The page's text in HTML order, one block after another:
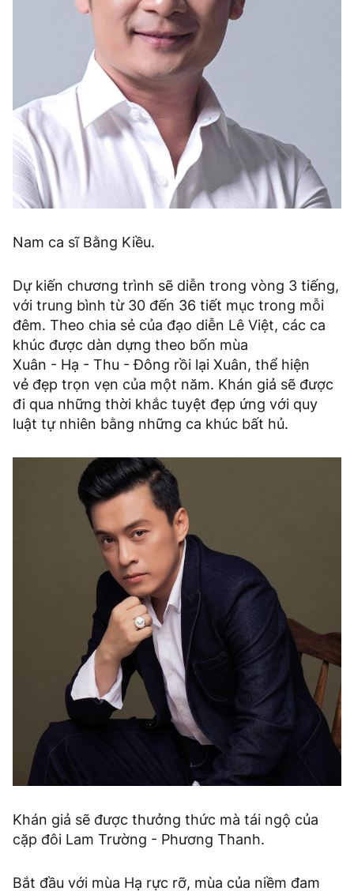
Nam ca sĩ Bằng Kiều.
Dự kiến chương trình sẽ diễn trong vòng 3 tiếng,
với trung bình từ 30 đến 36 tiết mục trong mỗi
đêm. Theo chia sẻ của đạo diễn Lê Việt, các ca
khúc được dàn dựng theo bốn mùa
Xuân - Hạ - Thu - Đông rồi lại Xuân, thể hiện
vẻ đẹp trọn vẹn của một năm. Khán giả sẽ được
đi qua những thời khắc tuyệt đẹp ứng với quy
luật tự nhiên bằng những ca khúc bất hủ.
Khán giả sẽ được thưởng thức mà tái ngộ của
cặp đôi Lam Trường - Phương Thanh.
Bắt đầu với mùa Hạ rực rỡ, mùa của niềm đam